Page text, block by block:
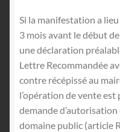
Si la manifestation a
3 mois avant le début
une déclaration
Lettre Recommandée
contre récépissé au
l’opération de vente est
demande
domaine public (article